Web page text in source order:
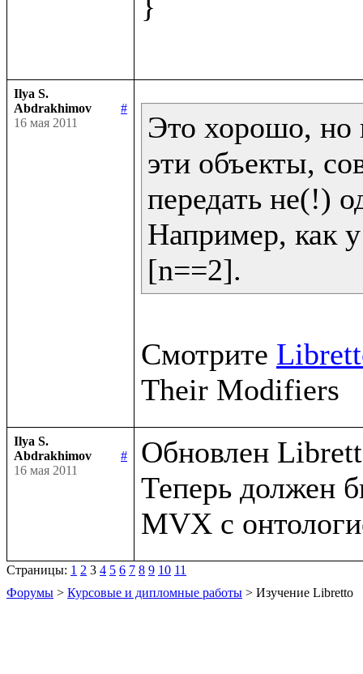
Ilya S.
Abdrakhimov
#
16 мая 2011
Это хорошо, но
эти объекты,
передать не(!)
Например, как
[n==2].
Смотрите
Ilya S.
Abdrakhimov
#
16 мая 2011
Обновлен
Теперь должен
Страницы: 1 2 3 4 5 6 7 8 9 10 11
Форумы > Курсовые и дипломные работы > Изучение Libretto